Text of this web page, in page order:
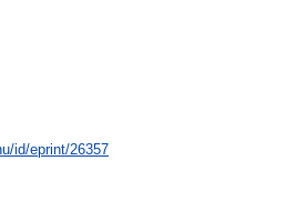
id/eprint/26357